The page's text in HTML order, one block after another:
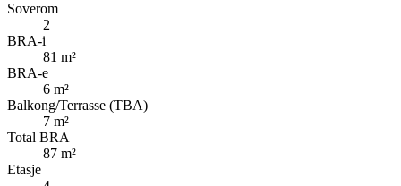
Soverom
2
BRA-i
81 m²
BRA-e
6 m²
Balkong/Terrasse (TBA)
7 m²
Total BRA
87 m²
Etasje